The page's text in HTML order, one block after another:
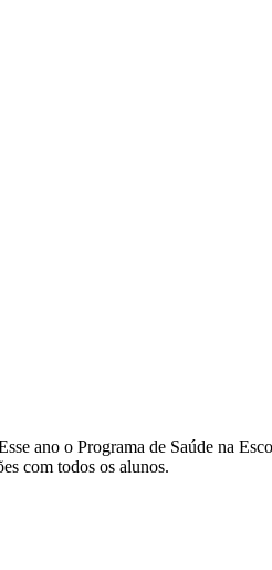
ano o Programa de Saúde na
com todos os alunos.